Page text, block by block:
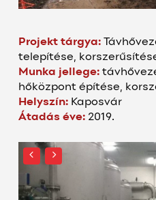
Projekt tárgya:
telepítése,
Munka jellege:
hőközpont építése,
Helyszín: Kaposvár
Átadás éve: 2019.